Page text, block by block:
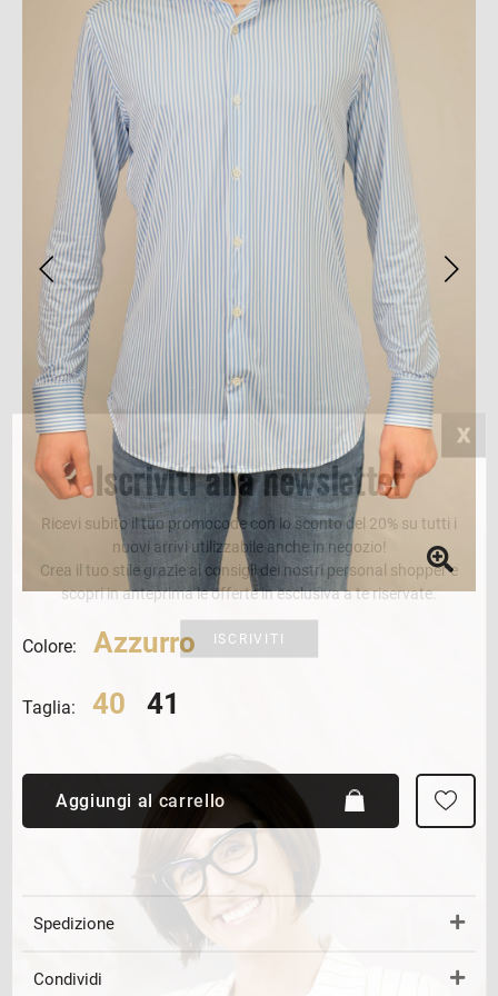
Colore: Azzurro
Taglia: 40 41
Aggiungi al carrello
Spedizione
Condividi
Iscriviti alla newsletter
Ricevi subito il tuo promocode con lo sconto del 20% su tutti i
nuovi arrivi utilizzabile anche in negozio!
Crea il tuo stile grazie ai consigli dei nostri personal shopper e
scopri in anteprima le offerte in esclusiva a te riservate.
ISCRIVITI